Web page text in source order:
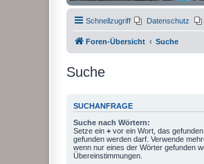
Schnellzugriff Datenschutz
Foren-Übersicht Suche
Suche
SUCHANFRAGE
Suche nach Wörtern:
Setze ein + vor ein Wort, das
gefunden werden darf. Verwende
wenn nur eines der Wörter gefunden
Übereinstimmungen.